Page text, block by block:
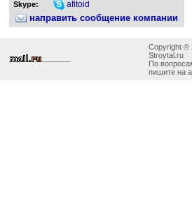
Skype: afitoid
направить сообщение компании
Copyright ©
Stroytal.ru
По
пишите на